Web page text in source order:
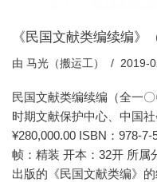
《民国文献类编续编》
由 马光（搬运工） 2019-
民国文献类编续编（全一
时期文献保护中心、中国
¥280,000.00 ISBN：978-
帧：精装 开本：32开 所属
出版的《民国文献类编》